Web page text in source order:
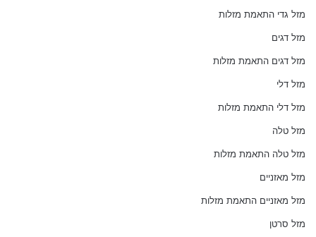
מזל גדי התאמת מזלות
מזל דגים
מזל דגים התאמת מזלות
מזל דלי
מזל דלי התאמת מזלות
מזל טלה
מזל טלה התאמת מזלות
מזל מאזניים
מזל מאזניים התאמת מזלות
מזל סרטן